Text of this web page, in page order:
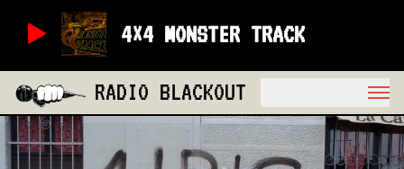
4×4 MONSTER TRACK
RADIO BLACKOUT